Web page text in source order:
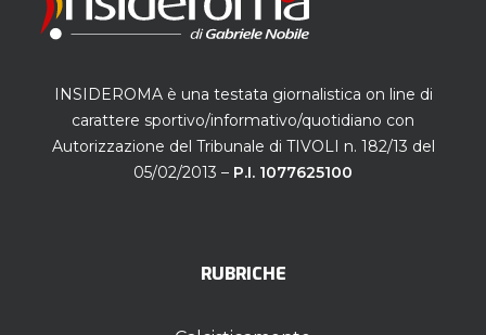
INSIDEROMA è una testata giornalistica on line di
carattere sportivo/informativo/quotidiano con
Autorizzazione del Tribunale di TIVOLI n. 182/13 del
05/02/2013 – P.I. 1077625100
RUBRICHE